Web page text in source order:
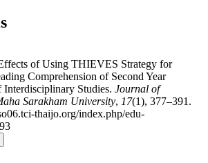
of Using THIEVES Strategy for
Comprehension of Second Year
Interdisciplinary Studies. Journal of
Sarakham University, 17(1), 377–391.
thaijo.org/index.php/edu-